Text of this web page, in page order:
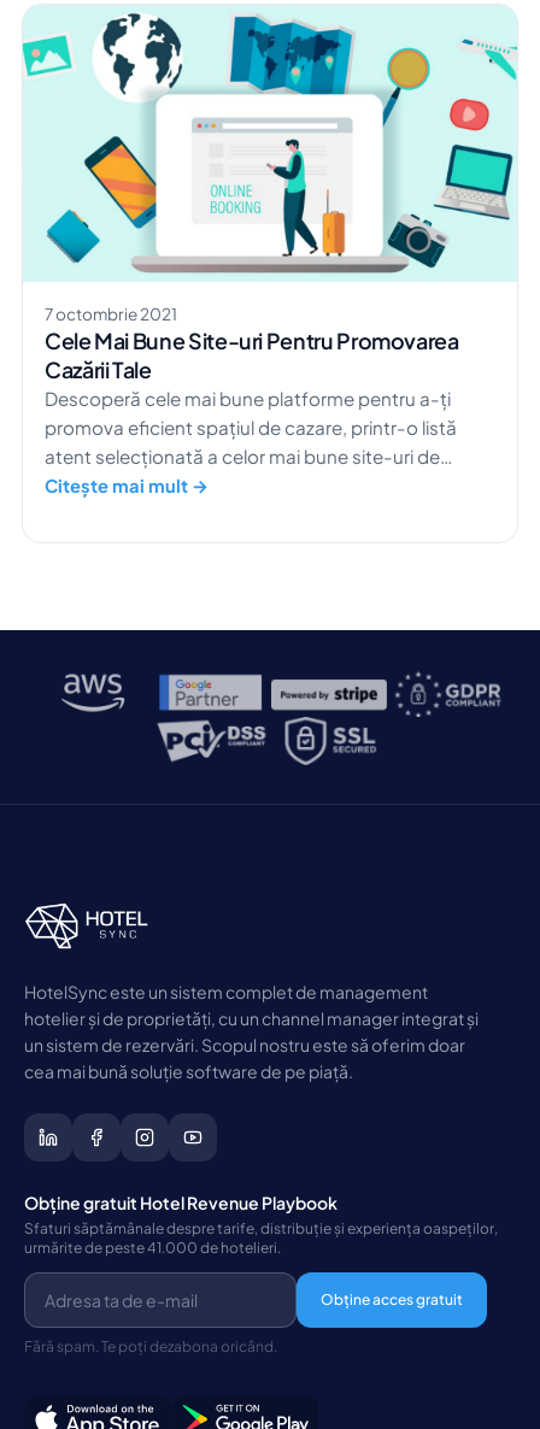
7 octombrie 2021
Cele Mai Bune Site-uri Pentru Promovarea
Cazării Tale
Descoperă cele mai bune platforme pentru a-ți
promova eficient spațiul de cazare, printr-o listă
atent selecționată a celor mai bune site-uri de
publicitate.
Citește mai mult →
HotelSync este un sistem complet de management
hotelier și de proprietăți, cu un channel manager integrat și
un sistem de rezervări. Scopul nostru este să oferim doar
cea mai bună soluție software de pe piață.
Obține gratuit Hotel Revenue Playbook
Sfaturi săptămânale despre tarife, distribuție și experiența oaspeților,
urmărite de peste 41.000 de hotelieri.
Obține acces gratuit
Fără spam. Te poți dezabona oricând.